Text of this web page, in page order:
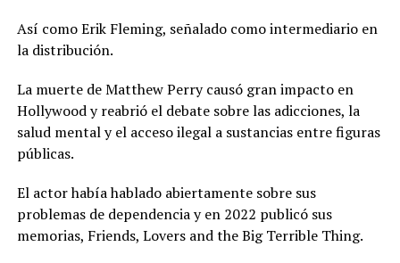
Así como Erik Fleming, señalado como intermediario en
la distribución.
La muerte de Matthew Perry causó gran impacto en
Hollywood y reabrió el debate sobre las adicciones, la
salud mental y el acceso ilegal a sustancias entre figuras
públicas.
El actor había hablado abiertamente sobre sus
problemas de dependencia y en 2022 publicó sus
memorias, Friends, Lovers and the Big Terrible Thing.